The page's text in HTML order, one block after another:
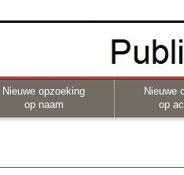
Nieuwe opzoeking
op naam
Nieuwe
op